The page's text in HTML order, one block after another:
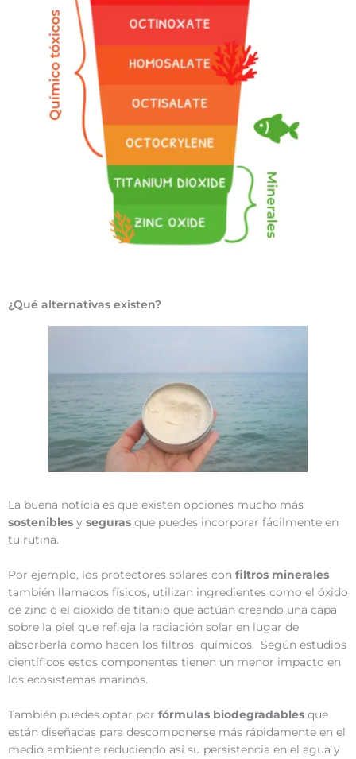
¿Qué alternativas existen?
La buena notícia es que existen opciones mucho más
sostenibles y seguras que puedes incorporar fácilmente en
tu rutina.
Por ejemplo, los protectores solares con filtros minerales
también llamados físicos, utilizan ingredientes como el óxido
de zinc o el dióxido de titanio que actúan creando una capa
sobre la piel que refleja la radiación solar en lugar de
absorberla como hacen los filtros químicos. Según estudios
científicos estos componentes tienen un menor impacto en
los ecosistemas marinos.
También puedes optar por fórmulas biodegradables que
están diseñadas para descomponerse más rápidamente en el
medio ambiente reduciendo así su persistencia en el agua y